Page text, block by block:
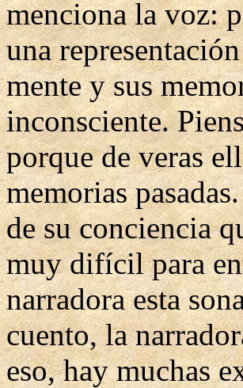
menciona la voz:
una
mente y sus
inconsciente.
porque de veras
memorias
de su conciencia
muy difícil para
narradora esta
cuento, la
eso, hay muchas